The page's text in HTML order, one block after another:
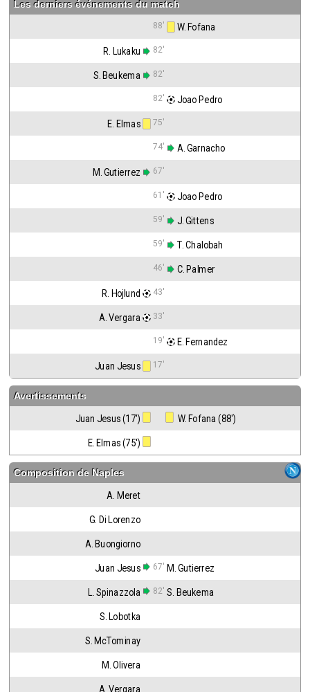
Les derniers événements du match
88' W. Fofana
R. Lukaku 82'
S. Beukema 82'
82' Joao Pedro
E. Elmas 75'
74' A. Garnacho
M. Gutierrez 67'
61' Joao Pedro
59' J. Gittens
59' T. Chalobah
46' C. Palmer
R. Hojlund 43'
A. Vergara 33'
19' E. Fernandez
Juan Jesus 17'
Avertissements
Juan Jesus (17') W. Fofana (88')
E. Elmas (75')
Composition de Naples
A. Meret
G. Di Lorenzo
A. Buongiorno
Juan Jesus 67' M. Gutierrez
L. Spinazzola 82' S. Beukema
S. Lobotka
S. McTominay
M. Olivera
A. Vergara